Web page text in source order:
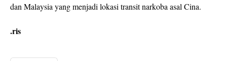
dan Malaysia yang menjadi lokasi transit narkoba asal Cina.
.ris